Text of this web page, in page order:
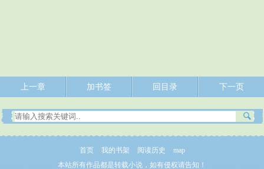
上一章 加书签 回目录 下一页
首页 我的书架 阅读历史
map
本站所有作品都是转载小说，如有侵权请告知！